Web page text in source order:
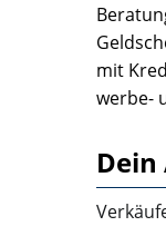
mit
werbe-­